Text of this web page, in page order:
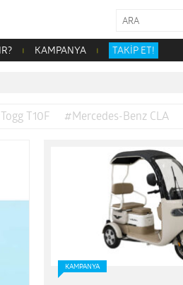
KAMPANYA TAKİP ET!
T10F #Mercedes-Benz CLA
KAMPANYA